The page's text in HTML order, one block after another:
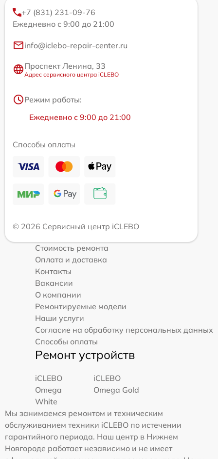
+7 (831) 231-09-76
Ежедневно с 9:00 до 21:00
info@iclebo-repair-center.ru
Проспект Ленина, 33
Адрес сервисного центра iCLEBO
Режим работы:
Ежедневно с 9:00 до 21:00
Способы оплаты
© 2026 Сервисный центр iCLEBO
Стоимость ремонта
Оплата и доставка
Контакты
Вакансии
О компании
Ремонтируемые модели
Наши услуги
Согласие на обработку персональных данных
Способы оплаты
Ремонт устройств
iCLEBO
Omega
White
iCLEBO
Omega Gold
Мы занимаемся ремонтом и техническим
обслуживанием техники iCLEBO по истечении
гарантийного периода. Наш центр в Нижнем
Новгороде работает независимо и не имеет